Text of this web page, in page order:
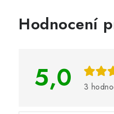
Hodnocení
5,0 3
V